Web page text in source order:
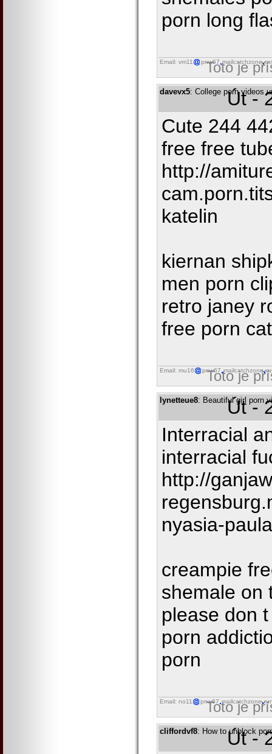
porn long
Email: vm11 pnw67 mailcatchzone
Toto je
davevx5: College porn videos
Út -
Cute 244
free free
http://
katelin
kiernan
men porn
retro janey
free porn
Email: mu16 pnw67 mailcatchzone
Toto je
lynetteue8: Beautiful girl porn
Út -
Interracial
interracial
http://
nyasia-paula
creampie
shemale on
please don
porn
porn
Email: no11 pnw67 mailcatchzone
Toto je
cliffordvf8: How to unblock
Út -